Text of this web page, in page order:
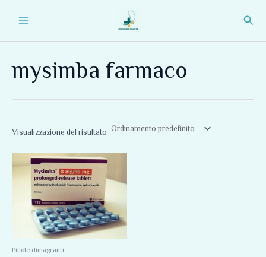
mysimba farmaco
Visualizzazione del risultato
Pillole dimagranti